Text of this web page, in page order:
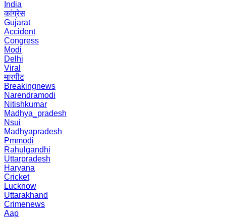
India
कांग्रेस
Gujarat
Accident
Congress
Modi
Delhi
Viral
मारपीट
Breakingnews
Narendramodi
Nitishkumar
Madhya_pradesh
Nsui
Madhyapradesh
Pmmodi
Rahulgandhi
Uttarpradesh
Haryana
Cricket
Lucknow
Uttarakhand
Crimenews
Aap